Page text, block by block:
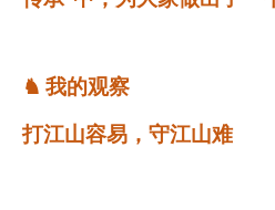
♞ 我的观察
打江山容易，守江山难